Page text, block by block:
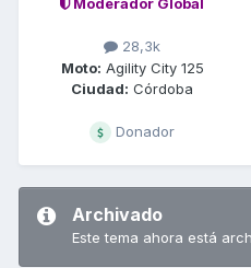
Moderador Global
28,3k
Moto: Agility City 125
Ciudad: Córdoba
Donador
Archivado
Este tema ahora está